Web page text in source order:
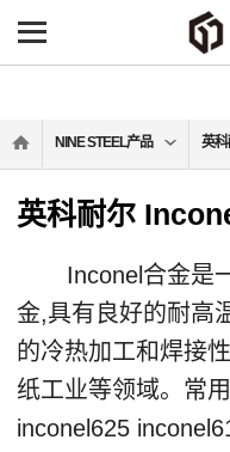
NINE STEEL产品 英科
英科耐尔
Inconel合金是一
金,具有良好的耐高
的冷热加工和焊接
纸工业等领域。常
inconel625